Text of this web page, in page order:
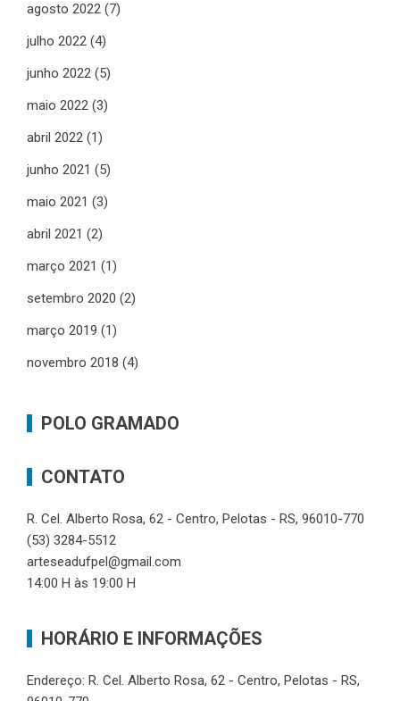
agosto 2022 (7)
julho 2022 (4)
junho 2022 (5)
maio 2022 (3)
abril 2022 (1)
junho 2021 (5)
maio 2021 (3)
abril 2021 (2)
março 2021 (1)
setembro 2020 (2)
março 2019 (1)
novembro 2018 (4)
POLO GRAMADO
CONTATO
R. Cel. Alberto Rosa, 62 - Centro, Pelotas - RS, 96010-770
(53) 3284-5512
arteseadufpel@gmail.com
14:00 H às 19:00 H
HORÁRIO E INFORMAÇÕES
Endereço: R. Cel. Alberto Rosa, 62 - Centro, Pelotas - RS,